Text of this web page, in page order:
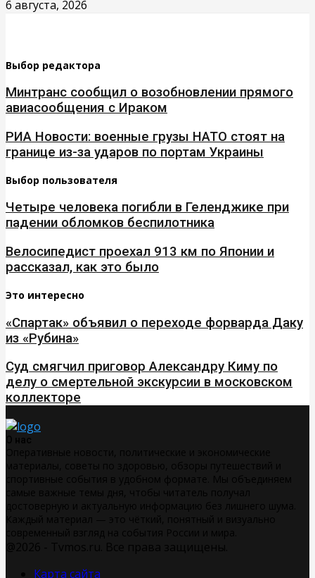
6 августа, 2026
Выбор редактора
Минтранс сообщил о возобновлении прямого
авиасообщения с Ираком
РИА Новости: военные грузы НАТО стоят на
границе из-за ударов по портам Украины
Выбор пользователя
Четыре человека погибли в Геленджике при
падении обломков беспилотника
Велосипедист проехал 913 км по Японии и
рассказал, как это было
Это интересно
«Спартак» объявил о переходе форварда Даку
из «Рубина»
Суд смягчил приговор Александру Киму по
делу о смертельной экскурсии в московском
коллекторе
Карта сайта